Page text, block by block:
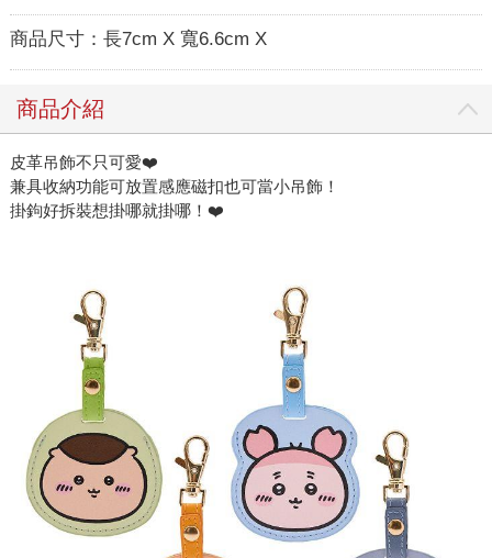
商品尺寸： 長7cm X 寬6.6cm X
商品介紹
皮革吊飾不只可愛❤️
兼具收納功能可放置感應磁扣也可當小吊飾！
掛鉤好拆裝想掛哪就掛哪！❤️